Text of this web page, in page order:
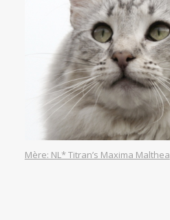
Mère: NL* Titran’s Maxima Malthea